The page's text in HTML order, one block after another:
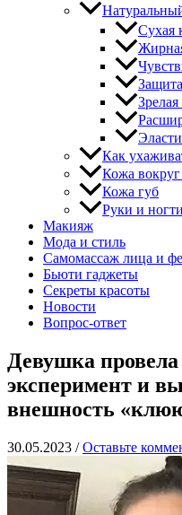
Сухая
Как
Кожа
Кожа губ
Руки и ногти
Макияж
Мода и стиль
Самомассаж лица и
Бьюти гаджеты
Секреты красоты
Новости
Вопрос-ответ
Девушка
эксперимент и
внешность
30.05.2023 /Оставьте